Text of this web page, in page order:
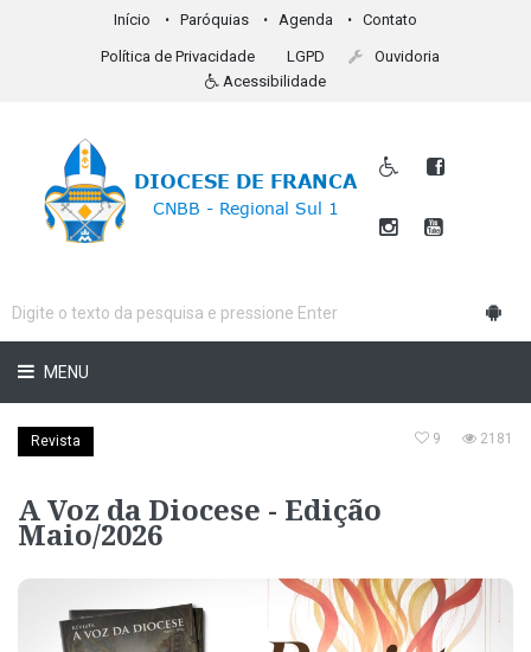
Início Paróquias Agenda Contato
Política de Privacidade LGPD
Ouvidoria
Acessibilidade
MENU
Revista 9 2181
A Voz da Diocese - Edição
Maio/2026